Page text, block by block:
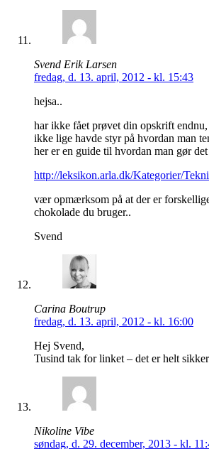
Svend Erik Larsen
fredag, d. 13. april, 2012 - kl. 15:43
hejsa..
har ikke fået prøvet din opskrift
ikke lige havde styr på hvordan man
her er en guide til hvordan man gør det
http://leksikon.arla.dk/Kategorier/
vær opmærksom på at der er
chokolade du bruger..
Svend
Carina Boutrup
fredag, d. 13. april, 2012 - kl. 16:00
Hej Svend,
Tusind tak for linket – det er helt
Nikoline Vibe
søndag, d. 29. december, 2013 - kl.